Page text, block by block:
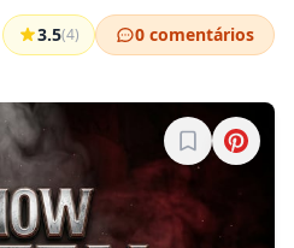
3.5(4) 0 comentários
Entre para